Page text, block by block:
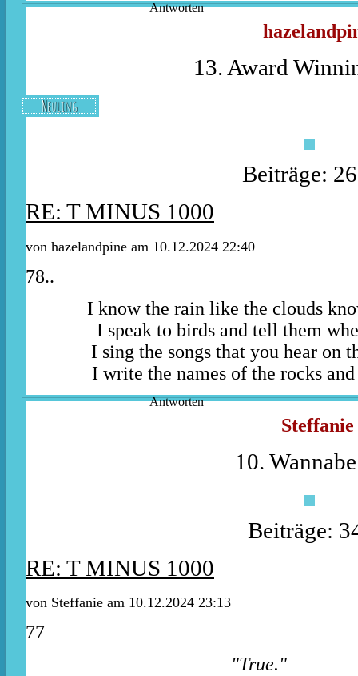
Antworten
13. Award
Neuling
Beiträge:
RE: T MINUS 1000
von hazelandpine am 10.12.2024 22:40
78..
I know the rain like the clouds
I speak to birds and tell them
I sing the songs that you hear on
I write the names of the rocks
Antworten
Steffanie
10.
Beiträge:
RE: T MINUS 1000
von Steffanie am 10.12.2024 23:13
77
"True."